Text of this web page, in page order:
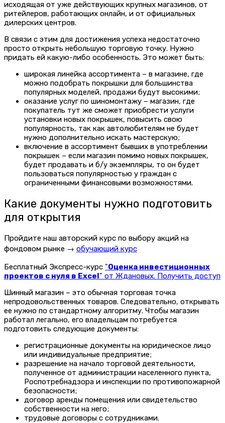
исходящая от уже действующих крупных магазинов, от
ритейлеров, работающих онлайн, и от официальных
дилерских центров.
В связи с этим для достижения успеха недостаточно
просто открыть небольшую торговую точку. Нужно
придать ей какую-либо особенность. Это может быть:
широкая линейка ассортимента – в магазине, где
можно подобрать покрышки для большинства
популярных моделей, продажи будут высокими;
оказание услуг по шиномонтажу – магазин, где
покупатель тут же сможет приобрести услуги
установки новых покрышек, повысить свою
популярность, так как автолюбителям не будет
нужно дополнительно искать мастерскую;
включение в ассортимент бывших в употреблении
покрышек – если магазин помимо новых покрышек,
будет продавать и б/у экземпляры, то он будет
пользоваться популярностью у граждан с
ограниченными финансовыми возможностями.
Какие документы нужно подготовить
для открытия
Пройдите наш авторский курс по выбору акций на
фондовом рынке → обучающий курс
Бесплатный Экспресс-курс "Оценка инвестиционных
проектов с нуля в Excel" от Ждановых. Получить доступ
Шинный магазин – это обычная торговая точка
непродовольственных товаров. Следовательно, открывать
ее нужно по стандартному алгоритму. Чтобы магазин
работал легально, его владельцам потребуется
подготовить следующие документы:
регистрационные документы на юридическое лицо
или индивидуальные предприятие;
разрешение на начало торговой деятельности,
полученное от администрации населенного пункта,
Роспотребнадзора и инспекции по противопожарной
безопасности;
договор аренды помещения или свидетельство
собственности на него;
трудовые договоры с сотрудниками.